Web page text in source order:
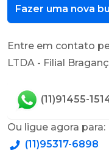
Fazer uma nova
Entre em contato
LTDA - Filial
(11)91455-
Ou ligue agora para:
(11)95317-6898